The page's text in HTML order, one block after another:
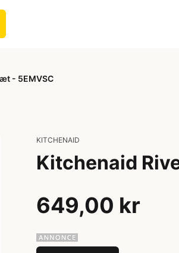
- 5EMVSC
KITCHENAID
Kitchenaid
649,00 kr